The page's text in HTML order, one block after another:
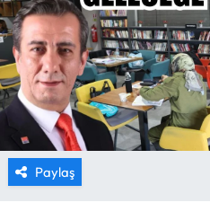
Paylaş
TURİZM
YAŞAM
RESMİ İLANLAR
HABER İLAN